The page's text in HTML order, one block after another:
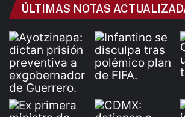
ÚLTIMAS NOTAS